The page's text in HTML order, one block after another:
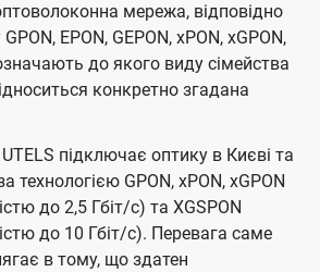
мережа, відповідно
EPON, GEPON, xPON, xGPON,
до якого виду сімейства
конкретно згадана
UTELS підключає оптику в Києві та
технологією GPON, xPON, xGPON
до 2,5 Гбіт/с) та XGSPON
до 10 Гбіт/с). Перевага саме
в тому, що здатен